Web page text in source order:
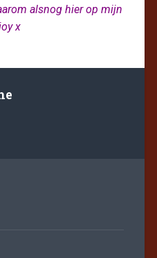
alsnog hier op mijn
x